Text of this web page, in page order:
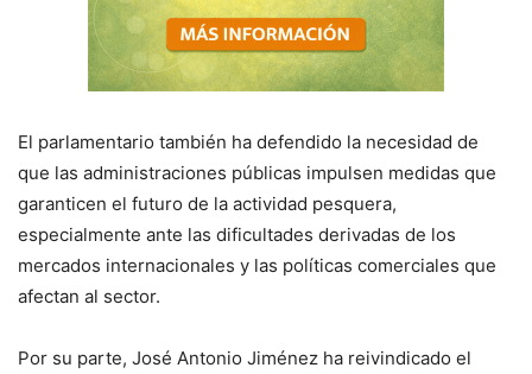
El parlamentario también ha defendido la necesidad de
que las administraciones públicas impulsen medidas que
garanticen el futuro de la actividad pesquera,
especialmente ante las dificultades derivadas de los
mercados internacionales y las políticas comerciales que
afectan al sector.
Por su parte, José Antonio Jiménez ha reivindicado el